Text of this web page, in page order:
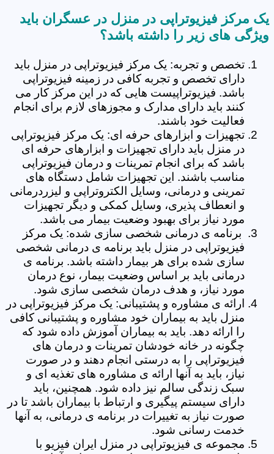
یک مرکز فیزیوتراپی در منزل در عسگران باید
ویژگی های زیر را داشته باشد؟
تخصص و تجربه: یک مرکز فیزیوتراپی در منزل باید
دارای تخصص و تجربه کافی در زمینه فیزیوتراپی
باشد. فیزیوتراپیست هایی که در این مرکز کار می
کنند باید دارای مدارک و مجوزهای لازم برای انجام
فعالیت خود باشند.
تجهیزات و ابزارهای حرفه ای: یک مرکز فیزیوتراپی
در منزل باید دارای تجهیزات و ابزارهای حرفه ای
باشد که برای انجام تمرینات و درمان فیزیوتراپی
مناسب باشند. این تجهیزات شامل دستگاه های
تمرینی و درمانی، وسایل الکتروتراپی و لیزردرمانی
و انعطاف پذیری، وسایل کمکی و دیگر تجهیزات
مورد نیاز برای بهبود وضعیت بیمار می باشد.
برنامه ی درمانی شخصی سازی شده: یک مرکز
فیزیوتراپی در منزل باید برنامه ی درمانی شخصی
سازی شده برای هر بیمار داشته باشد. برنامه ی
درمانی باید بر اساس وضعیت بیمار، نوع درمان
مورد نیاز، و هدف درمان شخصی سازی شود.
ارائه ی مشاوره و پشتیبانی: یک مرکز فیزیوتراپی در
منزل باید به بیماران خود مشاوره و پشتیبانی کافی
را ارائه دهد. باید به بیماران آموزش داده شود که
چگونه در خانه خودشان تمرینات و درمان های
فیزیوتراپی را به درستی انجام دهند و در صورت
نیاز، باید به آنها ارائه ی مشاوره های تغذیه ای و
سبک زندگی سالم نیز داده شود. همچنین، باید
دارای سیستم پیگیری و ارتباط با بیماران باشد تا در
صورت نیاز به تغییرات در برنامه ی درمانی، به آنها
خدمت رسانی شود.
مجموعه ی فیزیوتراپی در منزل ایران فیزیو با